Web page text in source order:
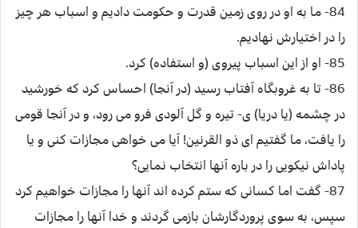
84- ما به او در روى زمين قدرت و حكومت داديم و اسباب هر چيز
را در اختيارش نهاديم.
85- او از اين اسباب پيروى (و استفاده) كرد.
86- تا به غروبگاه آفتاب رسيد (در آنجا) احساس كرد كه خورشيد
در چشمه (يا دريا) ى- تيره و گل آلودى فرو مى رود، و در آنجا قومى
را يافت، ما گفتيم اى ذو القرنين! آيا مى خواهى مجازات كنى و يا
پاداش نيكويى را در باره آنها انتخاب نمايى؟
87- گفت اما كسانى كه ستم كرده اند آنها را مجازات خواهيم كرد
سپس، به سوى پروردگارشان بازمى گردند و خدا آنها را مجازات